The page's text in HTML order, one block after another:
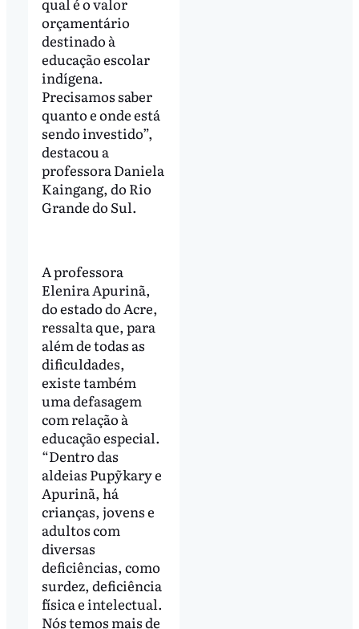
orçamentário
destinado à
educação escolar
indígena.
Precisamos saber
quanto e onde está
sendo investido”,
destacou a
professora Daniela
Kaingang, do Rio
Grande do Sul.
A professora
Elenira Apurinã,
do estado do Acre,
ressalta que, para
além de todas as
dificuldades,
existe também
uma defasagem
com relação à
educação especial.
“Dentro das
aldeias Pupỹkary e
Apurinã, há
crianças, jovens e
adultos com
diversas
deficiências, como
surdez, deficiência
física e intelectual.
Nós temos mais de